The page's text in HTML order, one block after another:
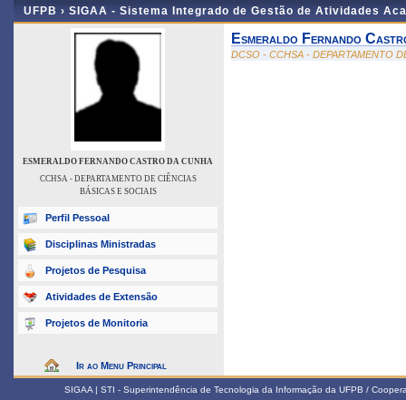
UFPB › SIGAA - Sistema Integrado de Gestão de Atividades
ESMERALDO FERNANDO CASTRO DA CUNHA
CCHSA - DEPARTAMENTO DE CIÊNCIAS
BÁSICAS E SOCIAIS
Perfil Pessoal
Disciplinas Ministradas
Projetos de Pesquisa
Atividades de Extensão
Projetos de Monitoria
Ir ao Menu Principal
Esmeraldo Fernando
DCSO - CCHSA - DEPARTAMENTO
SIGAA | STI - Superintendência de Tecnologia da Informação da UFPB /